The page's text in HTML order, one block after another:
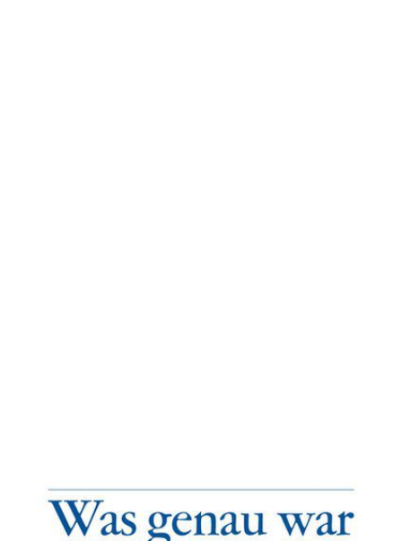
Was genau war früher besser?